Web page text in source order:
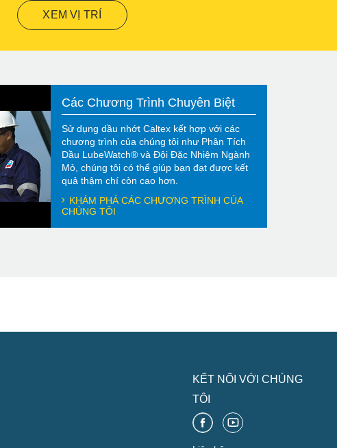
XEM VỊ TRÍ
Các Chương Trình Chuyên Biệt
Sử dụng dầu nhớt Caltex kết hợp với các
chương trình của chúng tôi như Phân Tích
Dầu LubeWatch® và Đội Đặc Nhiệm Ngành
Mỏ, chúng tôi có thể giúp bạn đạt được kết
quả thậm chí còn cao hơn.
KHÁM PHÁ CÁC CHƯƠNG TRÌNH CỦA
CHÚNG TÔI
KẾT NỐI VỚI CHÚNG
TÔI